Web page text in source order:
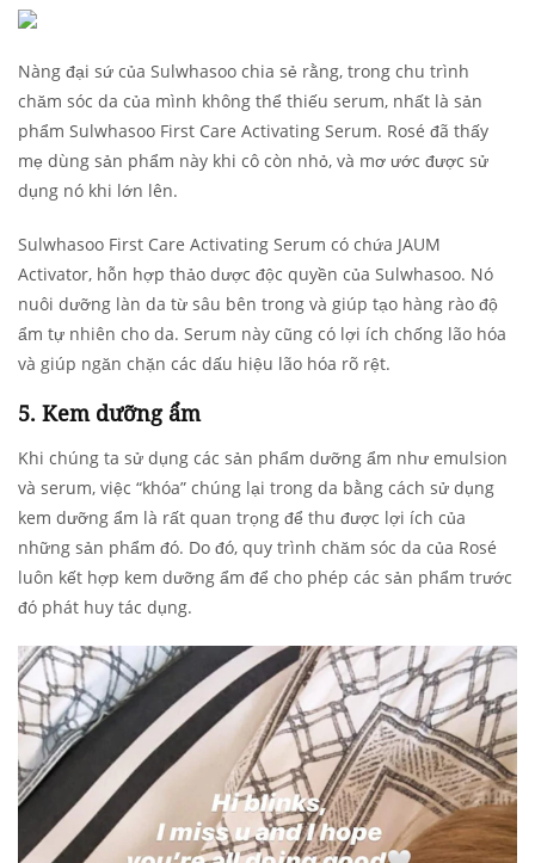
Nàng đại sứ của Sulwhasoo chia sẻ rằng, trong chu trình
chăm sóc da của mình không thể thiếu serum, nhất là sản
phẩm Sulwhasoo First Care Activating Serum. Rosé đã thấy
mẹ dùng sản phẩm này khi cô còn nhỏ, và mơ ước được sử
dụng nó khi lớn lên.
Sulwhasoo First Care Activating Serum có chứa JAUM
Activator, hỗn hợp thảo dược độc quyền của Sulwhasoo. Nó
nuôi dưỡng làn da từ sâu bên trong và giúp tạo hàng rào độ
ẩm tự nhiên cho da. Serum này cũng có lợi ích chống lão hóa
và giúp ngăn chặn các dấu hiệu lão hóa rõ rệt.
5. Kem dưỡng ẩm
Khi chúng ta sử dụng các sản phẩm dưỡng ẩm như emulsion
và serum, việc “khóa” chúng lại trong da bằng cách sử dụng
kem dưỡng ẩm là rất quan trọng để thu được lợi ích của
những sản phẩm đó. Do đó, quy trình chăm sóc da của Rosé
luôn kết hợp kem dưỡng ẩm để cho phép các sản phẩm trước
đó phát huy tác dụng.